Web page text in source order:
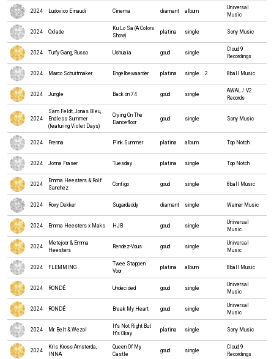
2024 Ludovico Einaudi Cinema diamant album
Universal
Music
2024 Oxlade
Ku Lo Sa (A Colors
Show)
platina single Sony Music
2024 Turfy Gang, Russo Ushuaia goud single
Cloud 9
Recordings
2024 Marco Schuitmaker Engelbewaarder platina single 2 8ball Music
2024 Jungle Back on 74 goud single
AWAL / V2
Records
2024
Sam Feldt, Jonas Bleu,
Endless Summer
(featuring Violet Days)
Crying On The
Dancefloor
goud single Sony Music
2024 Frenna Pink Summer platina album Top Notch
2024 Jonna Fraser Tuesday platina single Top Notch
2024
Emma Heesters & Rolf
Sanchez
Contigo goud single 8ball Music
2024 Roxy Dekker Sugardaddy diamant single Warner Music
2024 Emma Heesters x Maks HJB goud single
Universal
Music
2024
Metejoor & Emma
Heesters
Rendez-Vous goud single
Universal
Music
2024 FLEMMING
Twee Stappen
Voor
platina album 8ball Music
2024 RONDÉ Undecided goud single
Universal
Music
2024 RONDÉ Break My Heart goud single
Universal
Music
2024 Mr. Belt & Wezol
It's Not Right But
It's Okay
platina single Sony Music
2024
Kris Kross Amsterda,
INNA
Queen Of My
Castle
goud single
Cloud 9
Recordings